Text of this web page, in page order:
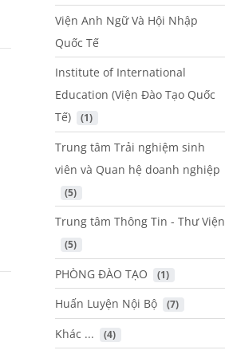
Viện Anh Ngữ Và Hội Nhập
Quốc Tế
Institute of International
Education (Viện Đào Tạo Quốc
Tế)
(1)
Trung tâm Trải nghiệm sinh
viên và Quan hệ doanh nghiệp
(5)
Trung tâm Thông Tin - Thư Viện
(5)
PHÒNG ĐÀO TẠO (1)
Huấn Luyện Nội Bộ (7)
Khác ... (4)